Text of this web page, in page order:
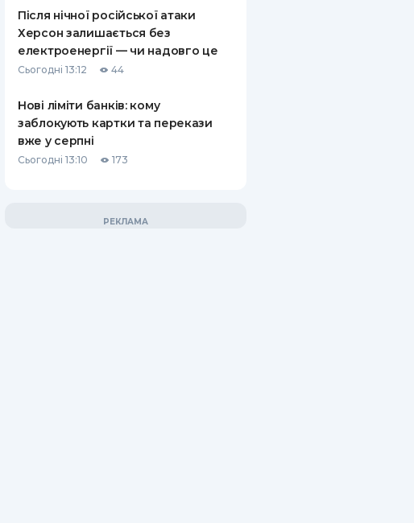
Після нічної російської атаки
Херсон залишається без
електроенергії — чи надовго це
Сьогодні 13:12 44
Нові ліміти банків: кому
заблокують картки та перекази
вже у серпні
Сьогодні 13:10 173